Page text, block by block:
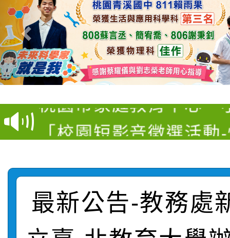
【甄選結果(第11招)】
學年度第1學期第7次代
【甄選結果(第3招)】
結果(第3招)
程資訊」、「暑期親子
絕-親子共學同樂會」
站幸福系列講座及成長
「校園短影音徵選活動
踴躍報名參加
115學年度新生補報到
結果
【甄選結果(第10招)】
最新公告-教務處